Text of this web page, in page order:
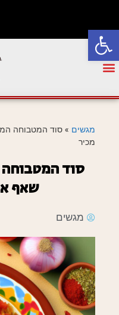
פתח סרגל נגישות
מגשים » סוד המטבוחה
מכיר
סוד
שאף
מגשים